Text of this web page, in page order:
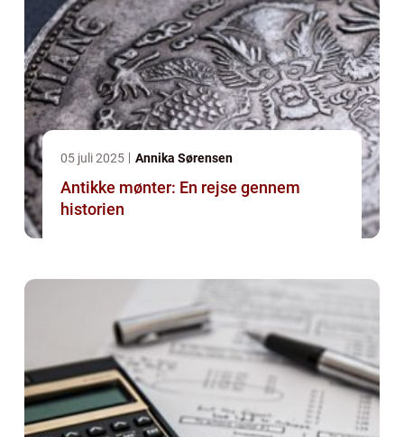
05 juli 2025 Annika Sørensen
Antikke mønter: En rejse gennem
historien